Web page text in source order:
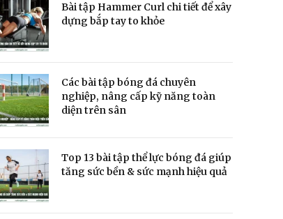
Bài tập Hammer Curl chi tiết để xây
dựng bắp tay to khỏe
Các bài tập bóng đá chuyên
nghiệp, nâng cấp kỹ năng toàn
diện trên sân
Top 13 bài tập thể lực bóng đá giúp
tăng sức bền & sức mạnh hiệu quả